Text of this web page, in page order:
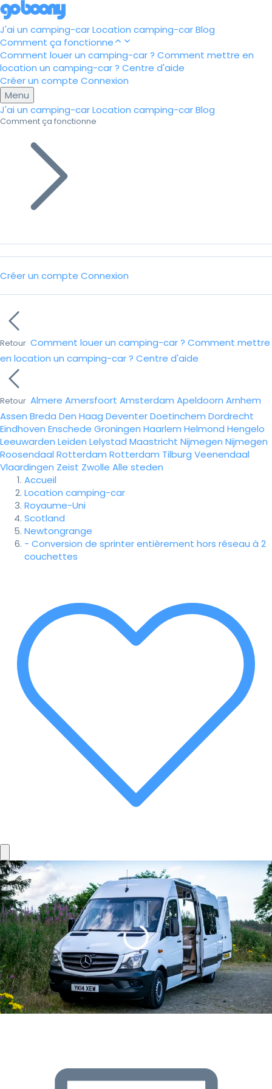
J'ai un camping-carLocation camping-carBlog
Comment ça fonctionne
Comment louer un camping-car ? Comment mettre en
location un camping-car ? Centre d'aide
Créer un compte Connexion
Menu
J'ai un camping-carLocation camping-carBlog
Comment ça fonctionne
Créer un compte Connexion
Retour Comment louer un camping-car ? Comment mettre
en location un camping-car ? Centre d'aide
Retour Almere Amersfoort Amsterdam Apeldoorn Arnhem
Assen Breda Den Haag DeventerDoetinchem Dordrecht
Eindhoven Enschede Groningen Haarlem Helmond Hengelo
Leeuwarden Leiden Lelystad Maastricht Nijmegen Nijmegen
Roosendaal Rotterdam Rotterdam Tilburg Veenendaal
Vlaardingen Zeist Zwolle Alle steden
Accueil
Location camping-car
Royaume-Uni
Scotland
Newtongrange
- Conversion de sprinter entièrement hors réseau à 2
couchettes